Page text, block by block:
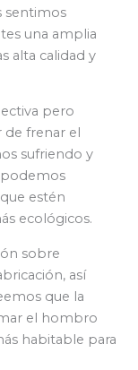
sentimos
una amplia
alta calidad y
pero
de frenar el
sufriendo y
podemos
estén
ecológicos.
sobre
así
que la
el hombro
habitable para